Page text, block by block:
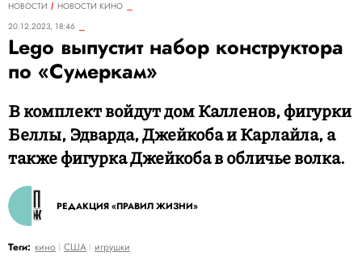
НОВОСТИ
НОВОСТИ КИНО
20.12.2023, 18:46
Lego выпустит набор конструктора
по «Сумеркам»
В комплект войдут дом Калленов, фигурки
Беллы, Эдварда, Джейкоба и Карлайла, а
также фигурка Джейкоба в обличье волка.
РЕДАКЦИЯ «ПРАВИЛ ЖИЗНИ»
Теги: кино США игрушки